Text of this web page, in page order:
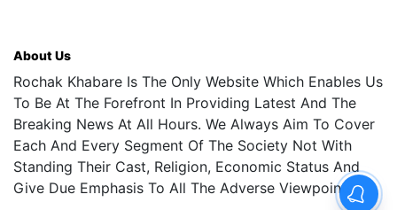
About Us
Rochak Khabare Is The Only Website Which Enables Us
To Be At The Forefront In Providing Latest And The
Breaking News At All Hours. We Always Aim To Cover
Each And Every Segment Of The Society Not With
Standing Their Cast, Religion, Economic Status And
Give Due Emphasis To All The Adverse Viewpoints.